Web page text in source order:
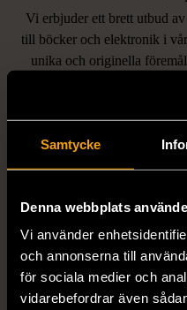
Samtycke
Denna webbplats
Vi använder
och annonserna till
för sociala medier och
vidarebefordrar även
Vi erbjuder ett brett utbud
till böcker och elektronik i
unika och originella
LIKNANDE
Hitta produkter
1/5
STENSTRÖMS